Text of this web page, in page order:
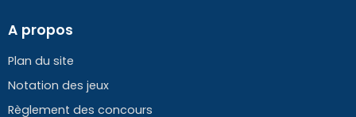
A propos
Plan du site
Notation des jeux
Règlement des concours